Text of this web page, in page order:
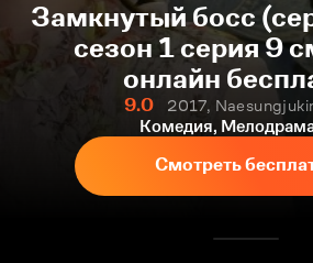
Замкнутый босс
сезон 1 серия 9
онлайн
9.0
2017,
Комедия,
Смотреть